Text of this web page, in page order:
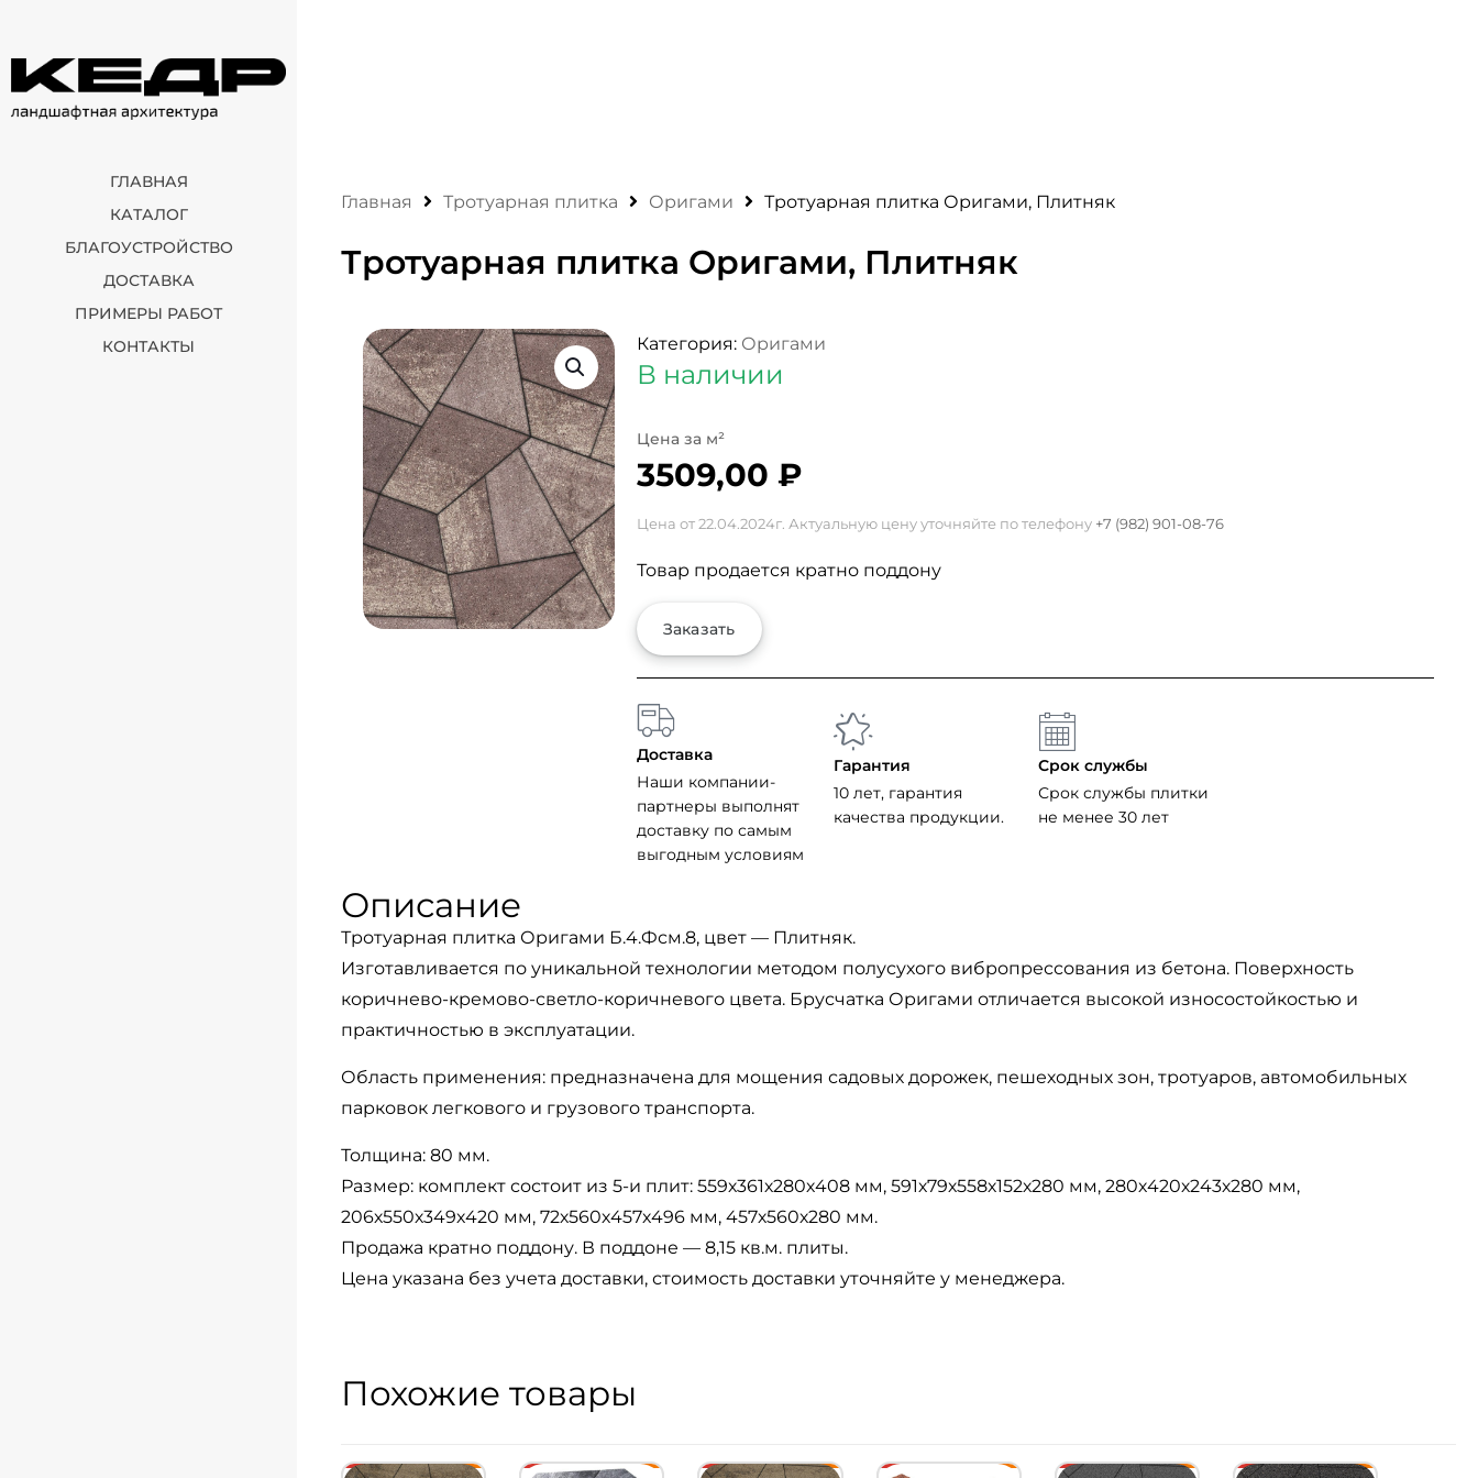
ГЛАВНАЯ
КАТАЛОГ
БЛАГОУСТРОЙСТВО
ДОСТАВКА
ПРИМЕРЫ РАБОТ
КОНТАКТЫ
Главная Тротуарная плитка Оригами Тротуарная плитка Оригами, Плитняк
Тротуарная плитка Оригами, Плитняк
Категория: Оригами
В наличии
3509,00 ₽
Цена от 22.04.2024г. Актуальную цену уточняйте по телефону +7 (982) 901-08-76
Товар продается кратно поддону
Заказать
Доставка
Наши компании-
партнеры выполнят
доставку по самым
выгодным условиям
Гарантия
10 лет, гарантия
качества продукции.
Срок службы
Срок службы плитки
не менее 30 лет
Описание
Тротуарная плитка Оригами Б.4.Фсм.8, цвет — Плитняк.
Изготавливается по уникальной технологии методом полусухого вибропрессования из бетона. Поверхность
коричнево-кремово-светло-коричневого цвета. Брусчатка Оригами отличается высокой износостойкостью и
практичностью в эксплуатации.
Область применения: предназначена для мощения садовых дорожек, пешеходных зон, тротуаров, автомобильных
парковок легкового и грузового транспорта.
Толщина: 80 мм.
Размер: комплект состоит из 5-и плит: 559х361х280х408 мм, 591х79х558х152х280 мм, 280х420х243х280 мм,
206х550х349х420 мм, 72х560х457х496 мм, 457х560х280 мм.
Продажа кратно поддону. В поддоне — 8,15 кв.м. плиты.
Цена указана без учета доставки, стоимость доставки уточняйте у менеджера.
Похожие товары